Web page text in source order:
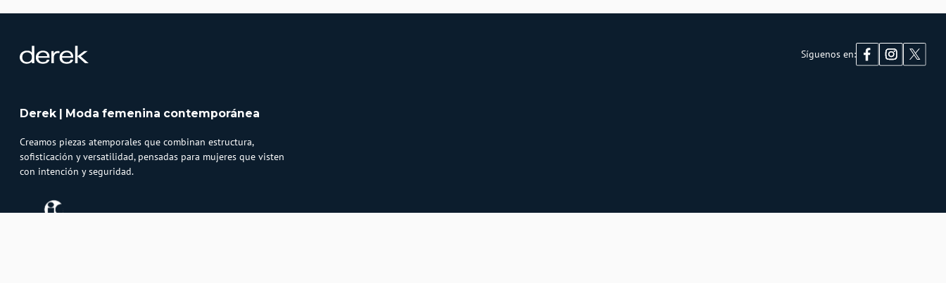
Síguenos en:
Derek | Moda femenina contemporánea
Creamos piezas atemporales que combinan estructura,
sofisticación y versatilidad, pensadas para mujeres que visten
con intención y seguridad.